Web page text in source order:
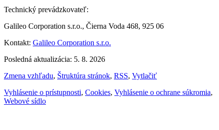
Technický prevádzkovateľ:
Galileo Corporation s.r.o., Čierna Voda 468, 925 06
Kontakt: Galileo Corporation s.r.o.
Posledná aktualizácia: 5. 8. 2026
Zmena vzhľadu, Štruktúra stránok, RSS, Vytlačiť
Vyhlásenie o prístupnosti, Cookies, Vyhlásenie o ochrane súkromia,
Webové sídlo